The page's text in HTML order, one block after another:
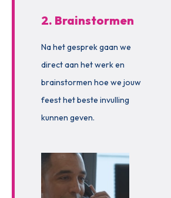
2. Brainstormen
Na het gesprek gaan we
direct aan het werk en
brainstormen hoe we jouw
feest het beste invulling
kunnen geven.